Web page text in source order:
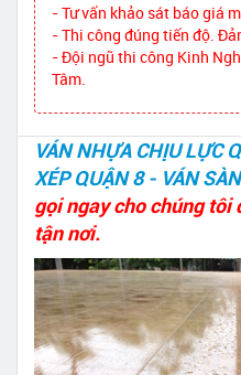
- Tư vấn khảo sát báo giá
- Thi công đúng tiến độ.
- Đội ngũ thi công Kinh
Tâm.
VÁN NHỰA CHỊU LỰC
XÉP QUẬN 8 - VÁN
gọi ngay cho chúng tôi
tận nơi.